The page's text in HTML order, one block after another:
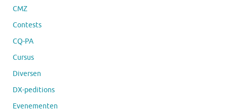
CMZ
Contests
CQ-PA
Cursus
Diversen
DX-peditions
Evenementen